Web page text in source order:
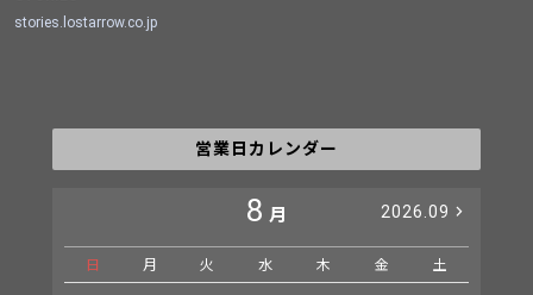
stories.lostarrow.co.jp
営業日カレンダー
8 月 2026.09
日 月 火 水 木 金 土